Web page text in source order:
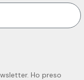
Ho preso